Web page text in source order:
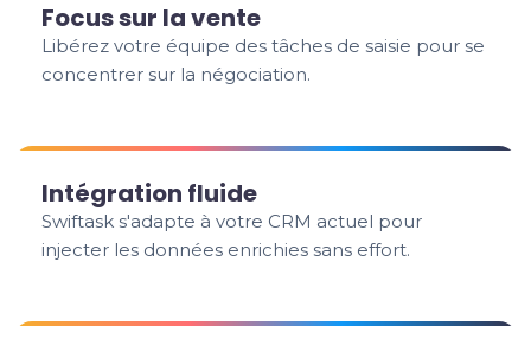
Focus sur la vente
Libérez votre équipe des tâches de saisie pour se
concentrer sur la négociation.
Intégration fluide
Swiftask s'adapte à votre CRM actuel pour
injecter les données enrichies sans effort.